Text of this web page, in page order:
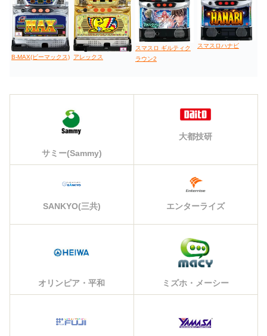
B-MAX(ビーマックス) アレックス
スマスロ ギルティク
ラウン2
スマスロハナビ
サミー(Sammy)
大都技研
SANKYO(三共) エンターライズ
オリンピア・平和 ミズホ・メーシー